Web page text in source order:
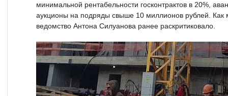
минимальной рентабельности госконтрактов в 20%,
аукционы на подряды свыше 10 миллионов рублей. Как
ведомство Антона Силуанова ранее раскритиковало.